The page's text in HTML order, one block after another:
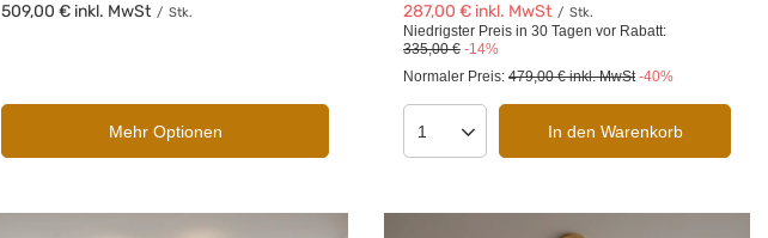
509,00 € inkl. MwSt / Stk.
Mehr Optionen
287,00 € inkl. MwSt / Stk.
Niedrigster Preis in 30 Tagen vor Rabatt:
335,00 € -14%
Normaler Preis: 479,00 €inkl. MwSt -40%
In den Warenkorb